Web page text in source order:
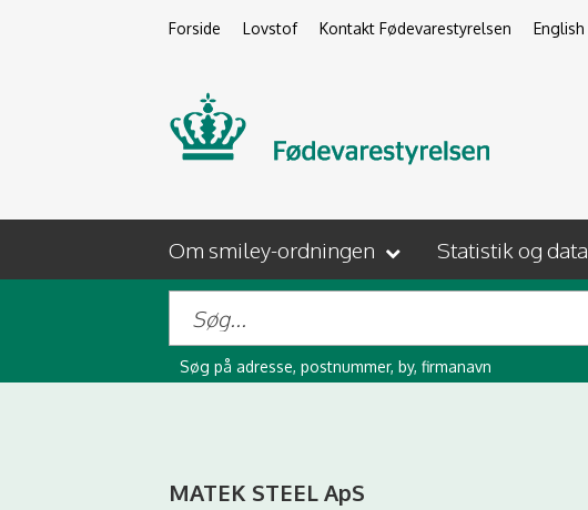
Forside Lovstof Kontakt Fødevarestyrelsen English
Om smiley-ordningen Statistik og data
Søg på adresse, postnummer, by, firmanavn
MATEK STEEL ApS